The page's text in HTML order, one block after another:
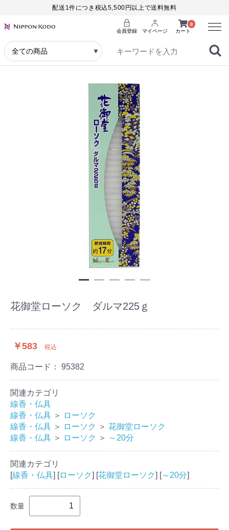
配送1件につき税込5,500円以上で送料無料
0
カート
会員登録 マイページ
Menu
花御堂ローソク ダルマ225ｇ
￥583 税込
商品コード： 95382
関連カテゴリ
線香・仏具
線香・仏具 ＞
ローソク
線香・仏具 ＞ ローソク ＞ 花御堂ローソク
線香・仏具 ＞ ローソク ＞ ～20分
関連カテゴリ
[線香・仏具] [ローソク] [花御堂ローソク] [～20分]
数量